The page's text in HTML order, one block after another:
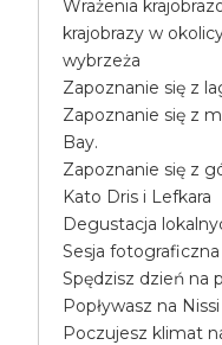
Wrażenia
krajobrazy w
wybrzeża
Zapoznanie się z
Zapoznanie się z
Bay.
Zapoznanie się z
Kato Dris i Lefkara
Degustacja
Sesja
Spędzisz dzień na
Popływasz na
Poczujesz klimat